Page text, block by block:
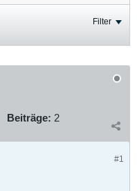
Filter
Beiträge: 2
#1